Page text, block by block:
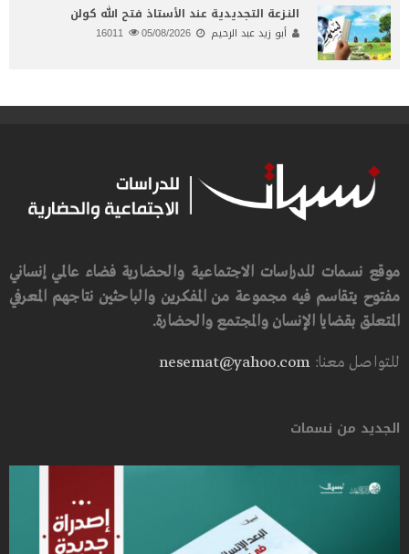
النـزعة التجديدية عند الأستاذ فتح الله كولن
أبو زيد عبد الرحيم 05/08/2026
موقع نسمات للدراسات الاجتماعية والحضارية فضاء عالمي إنساني
مفتوح يتقاسم فيه مجموعة من المفكرين والباحثين نتاجهم المعرفي
المتعلق بقضايا الإنسان والمجتمع والحضارة.
للتواصل معنا:nesemat@yahoo.com
الجديد من نسمات